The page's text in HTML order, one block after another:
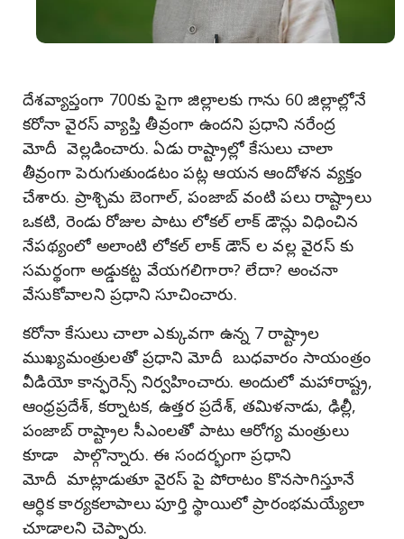
దేశవ్యాప్తంగా 700కు పైగా జిల్లాలకు గాను 60 జిల్లాల్లోనే
కరోనా వైరస్ వ్యాప్తి తీవ్రంగా ఉందని ప్రధాని నరేంద్ర
మోదీ వెల్లడించారు. ఏడు రాష్ట్రాల్లో కేసులు చాలా
తీవ్రంగా పెరుగుతుండటం పట్ల ఆయన ఆందోళన వ్యక్తం
చేశారు. ప్రాశ్చిమ బెంగాల్, పంజాబ్ వంటి పలు రాష్ట్రాలు
ఒకటి, రెండు రోజుల పాటు లోకల్ లాక్ డౌన్లు విధించిన
నేపథ్యంలో అలాంటి లోకల్ లాక్ డౌన్ ల వల్ల వైరస్ కు
సమర్థంగా అడ్డుకట్ట వేయగలిగారా? లేదా? అంచనా
వేసుకోవాలని ప్రధాని సూచించారు.
కరోనా కేసులు చాలా ఎక్కువగా ఉన్న 7 రాష్ట్రాల
ముఖ్యమంత్రులతో ప్రధాని మోదీ బుధవారం సాయంత్రం
వీడియో కాన్ఫరెన్స్ నిర్వహించారు. అందులో మహారాష్ట్ర,
ఆంధ్రప్రదేశ్, కర్నాటక, ఉత్తర ప్రదేశ్, తమిళనాడు, ఢిల్లీ,
పంజాబ్ రాష్ట్రాల సీఎంలతో పాటు ఆరోగ్య మంత్రులు
కూడా పాల్గొన్నారు. ఈ సందర్భంగా ప్రధాని
మోదీ మాట్లాడుతూ వైరస్ పై పోరాటం కొనసాగిస్తూనే
ఆర్ధిక కార్యకలాపాలు పూర్తి స్థాయిలో ప్రారంభమయ్యేలా
చూడాలని చెప్పారు.